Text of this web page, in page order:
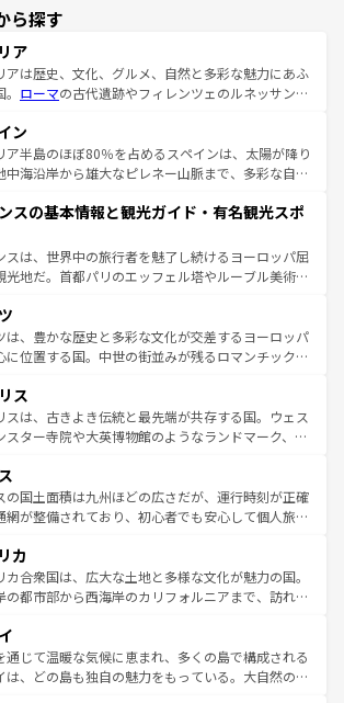
ら探す
ア
アは歴史、文化、グルメ、自然と多彩な魅力にあふ
ローマの古代遺跡やフィレンツェのルネッサンス
トスカーナの美しい田園風景やアマルフィ海岸の絶
、自然景観も見逃せない。観光の合間には、本場の
パスタなど、絶品のイタリア料理を堪能することも
くれるイタリアで、忘れられない旅をしてみよう！
新着のイタリア情報は
ン
ア半島のほぼ80％を占めるスペインは、太陽が降り
中海沿岸から雄大なピレネー山脈まで、多彩な自然
根付くこの国では、情熱的なフラメンコ、熱気あふ
牛、そして美味しいタパスが生活の一部となってい
都マドリードの洗練された雰囲気や、バルセロナの
に溢れた街角から、地方では古代ローマ遺跡や中世
地方によって風土や気候が異なるスペインはその個
性で訪れる人を魅了する。 なお、新着のスペイン情報は コ
ツ一覧を参照してほしい。
スの基本情報と観光ガイド・有名観光スポ
スは、世界中の旅行者を魅了し続けるヨーロッパ屈
光地だ。首都パリのエッフェル塔やルーブル美術館
広い魅力が詰まっている。華麗な宮殿、歴史的な大
美しいビーチ、そして豊かな自然が、訪れる者を心
了する。また、フランスは美食の国としても知ら
シャンパンの発祥地であるランス、プロヴァンスの
いラベンダー畑など、多彩な楽しみ方が可能だ。さ
パリ以外の地域にも魅力が溢れており、どの街角に
方に足を運ぶとそれぞれで全く異なる文化を体験で
きるだろう。 なお、新着のフランス情報はコンテンツ一覧
してほしい。
は、豊かな歴史と多彩な文化が交差するヨーロッパ
に位置する国。中世の街並みが残るロマンチック街
つこの国は、どこを歩いても飽きることがない。ベ
の文化的活気、バイエルン州のアルプスの絶景、そ
イン川沿いのワイン畑といった風景は必見。ビール
好きな人にはぜひ体験してほしい。 なお、新着の
情報はコンテンツ一覧を参照してほしい。
ス
スは、古きよき伝統と最先端が共存する国。ウェス
スター寺院や大英博物館のようなランドマーク、歴
とに異なる魅力がある。また、優雅なアフタヌーン
、ビール好きにはたまらない英国パブ、サッカー観
、本場だからこそできる体験も豊富。イギリスを旅
覧を参照してほしい。
の国土面積は九州ほどの広さだが、運行時刻が正確
網が整備されており、初心者でも安心して個人旅行
がそのまま残る町や、スイスならではのユニークな
もあり、アルプス観光だけでなく町歩きも満喫する
できる。国民の所得が高いため物価も高いが、旅行
通費無料で観光を楽しむこともできる。 なお、新
イス情報はコンテンツ一覧 を参照してほしい。
カ
カ合衆国は、広大な土地と多様な文化が魅力の国。
の都市部から西海岸のカリフォルニアまで、訪れる
な巨大都市は、観光、ショッピング、エンターテイ
トが詰まった刺激的なスポットだ。一方、アメリカ
は大自然が広がり、グランドキャニオンやイエロー
通じて温暖な気候に恵まれ、多くの島で構成される
は、どの島も独自の魅力をもっている。大自然の神